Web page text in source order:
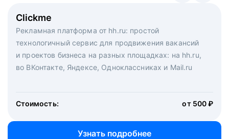
Clickme
Рекламная платформа от hh.ru: простой
технологичный сервис для продвижения вакансий
и проектов бизнеса на разных площадках: на hh.ru,
во ВКонтакте, Яндексе, Одноклассниках и Mail.ru
Стоимость: от 500 ₽
Узнать подробнее
Вакансия дня
Рекламный формат для вакансий на главной странице
hh.ru. Увеличивает количество откликов
Массовый подбор под ключ. Решите, сколько
кандидатов и когда вам нужно, и за дело возьмутся
маркетологи, рекрутеры и проектные менеджеры
hh.ru с целым набором digital-инструментов